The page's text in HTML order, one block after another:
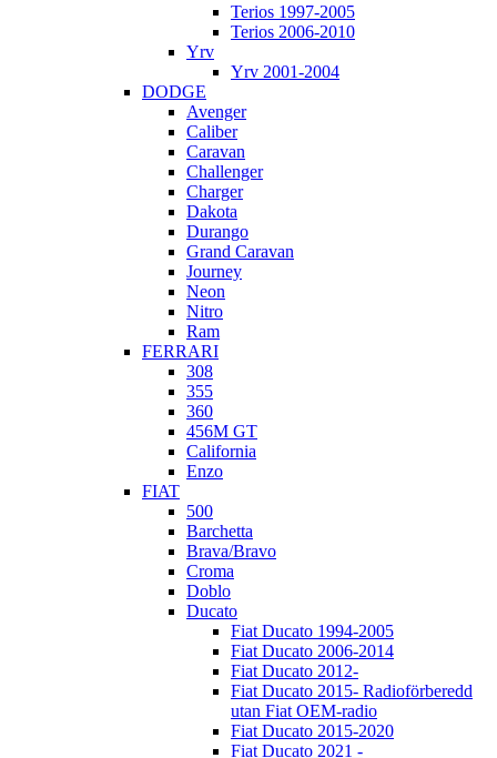
Terios 1997-2005
Terios 2006-2010
Yrv
Yrv 2001-2004
DODGE
Avenger
Caliber
Caravan
Challenger
Charger
Dakota
Durango
Grand Caravan
Journey
Neon
Nitro
Ram
FERRARI
308
355
360
456M GT
California
Enzo
FIAT
500
Barchetta
Brava/Bravo
Croma
Doblo
Ducato
Fiat Ducato 1994-2005
Fiat Ducato 2006-2014
Fiat Ducato 2012-
Fiat Ducato 2015- Radioförberedd
utan Fiat OEM-radio
Fiat Ducato 2015-2020
Fiat Ducato 2021 -